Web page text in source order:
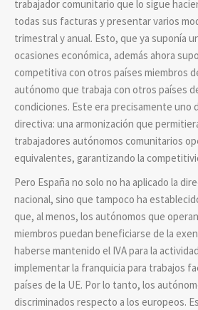
trabajador comunitario que lo sigue
todas sus facturas y presentar varios
trimestral y anual. Esto, que ya suponía
ocasiones económica, además ahora
competitiva con otros países miembros
autónomo que trabaja con otros países
condiciones. Este era precisamente uno
directiva: una armonización que
trabajadores autónomos comunitarios
equivalentes, garantizando la
Pero España no solo no ha aplicado la
nacional, sino que tampoco ha
que, al menos, los autónomos que
miembros puedan beneficiarse de la
haberse mantenido el IVA para la
implementar la franquicia para trabajos
países de la UE. Por lo tanto, los
discriminados respecto a los europeos.